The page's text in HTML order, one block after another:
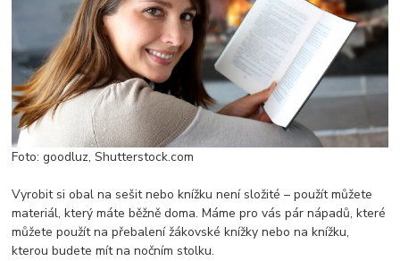
Foto: goodluz, Shutterstock.com
Vyrobit si obal na sešit nebo knížku není složité – použít můžete
materiál, který máte běžně doma. Máme pro vás pár nápadů, které
můžete použít na přebalení žákovské knížky nebo na knížku,
kterou budete mít na nočním stolku.